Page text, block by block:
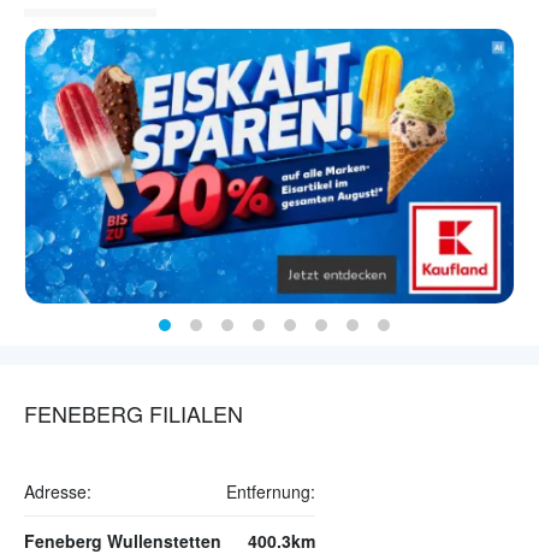
FENEBERG FILIALEN
Adresse: Entfernung:
Feneberg Wullenstetten 400.3km